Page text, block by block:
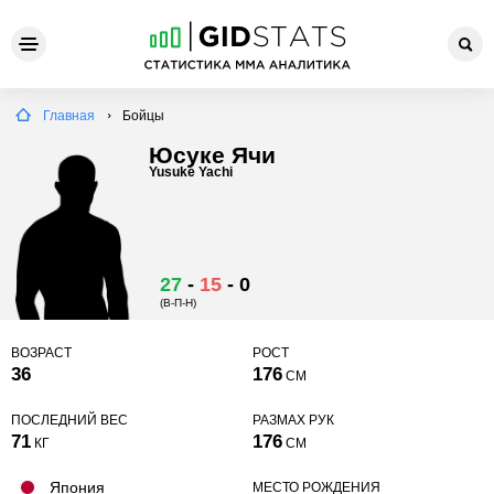
Главная Бойцы
Юсуке Ячи
Yusuke Yachi
27 - 15 - 0
(В-П-Н)
ВОЗРАСТ
36
РОСТ
176 СМ
ПОСЛЕДНИЙ ВЕС
71 КГ
РАЗМАХ РУК
176 СМ
Япония
МЕСТО РОЖДЕНИЯ